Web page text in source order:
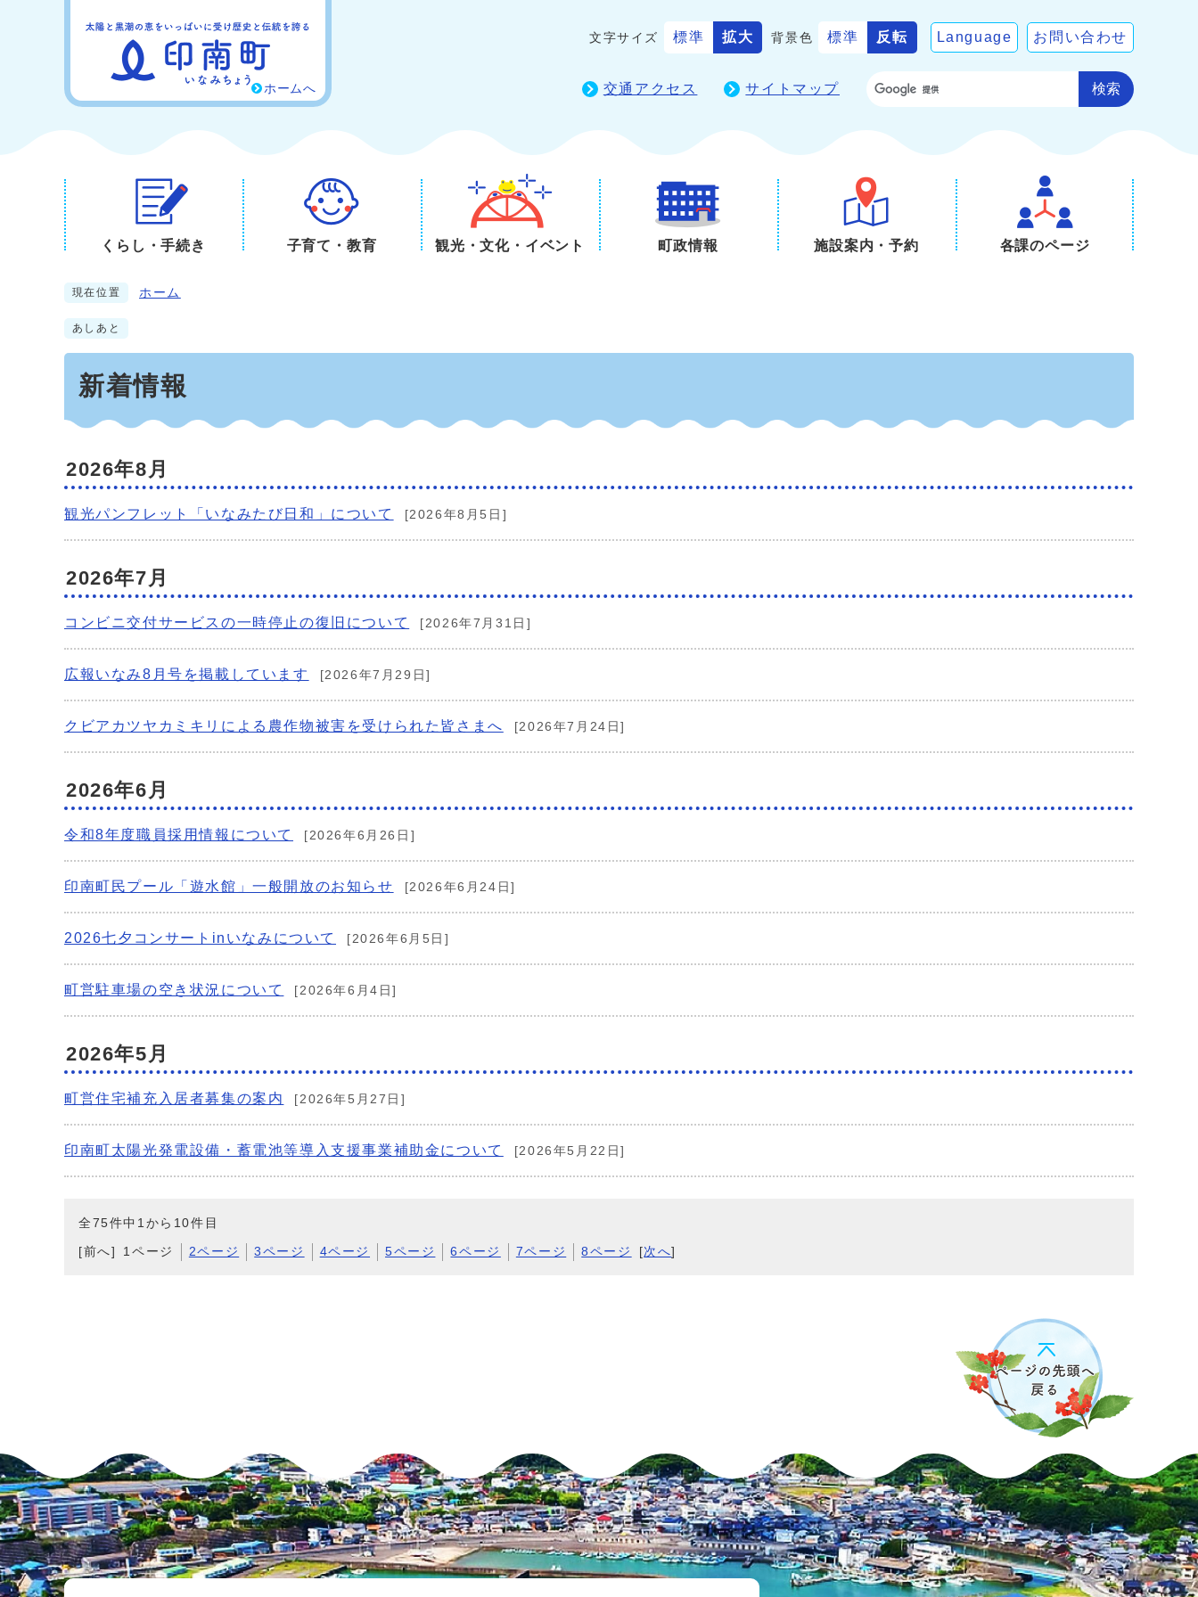
ホームへ
文字サイズ 標準 拡大 背景色 標準 反転 Language お問い合わせ
交通アクセス サイトマップ 検索
くらし・手続き 子育て・教育 観光・文化・イベント 町政情報 施設案内・予約 各課のページ
現在位置 ホーム
あしあと
新着情報
2026年8月
観光パンフレット「いなみたび日和」について [2026年8月5日]
2026年7月
コンビニ交付サービスの一時停止の復旧について [2026年7月31日]
広報いなみ8月号を掲載しています [2026年7月29日]
クビアカツヤカミキリによる農作物被害を受けられた皆さまへ [2026年7月24日]
2026年6月
令和8年度職員採用情報について [2026年6月26日]
印南町民プール「遊水館」一般開放のお知らせ [2026年6月24日]
2026七夕コンサートinいなみについて [2026年6月5日]
町営駐車場の空き状況について [2026年6月4日]
2026年5月
町営住宅補充入居者募集の案内 [2026年5月27日]
印南町太陽光発電設備・蓄電池等導入支援事業補助金について [2026年5月22日]
全75件中1から10件目
[前へ] 1ページ 2ページ 3ページ 4ページ 5ページ 6ページ 7ページ 8ページ [次へ]